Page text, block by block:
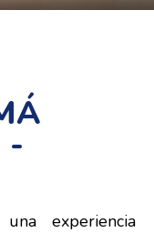
-
experiencia